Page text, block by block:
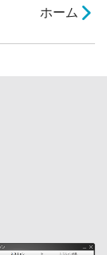
ホームネ